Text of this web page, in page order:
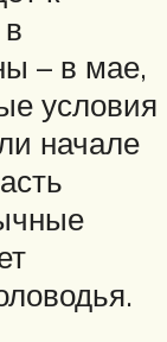
– в мае,
условия
начале